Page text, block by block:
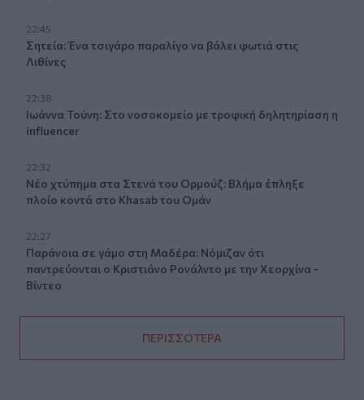
22:45
Σητεία: Ένα τσιγάρο παραλίγο να βάλει φωτιά στις
Λιθίνες
22:38
Ιωάννα Τούνη: Στο νοσοκομείο με τροφική δηλητηρίαση η
influencer
22:32
Νέο χτύπημα στα Στενά του Ορμούζ: Βλήμα έπληξε
πλοίο κοντά στο Khasab του Ομάν
22:27
Παράνοια σε γάμο στη Μαδέρα: Νόμιζαν ότι
παντρεύονται ο Κριστιάνο Ρονάλντο με την Χεορχίνα -
Βίντεο
ΠΕΡΙΣΣΟΤΕΡΑ